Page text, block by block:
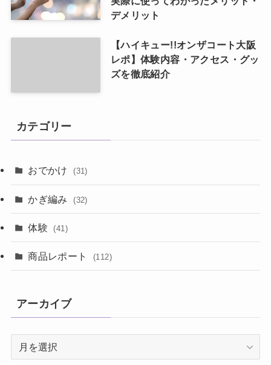
デメリット
【ハイキュー!!オンザコート大阪
レポ】体験内容・アクセス・グッ
ズを徹底紹介
カテゴリー
おでかけ (31)
かぎ編み (32)
体験 (41)
商品レポート (112)
アーカイブ